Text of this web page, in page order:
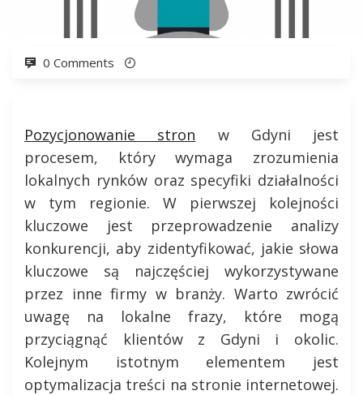
0 Comments
Pozycjonowanie stron w Gdyni jest
procesem, który wymaga zrozumienia
lokalnych rynków oraz specyfiki działalności
w tym regionie. W pierwszej kolejności
kluczowe jest przeprowadzenie analizy
konkurencji, aby zidentyfikować, jakie słowa
kluczowe są najczęściej wykorzystywane
przez inne firmy w branży. Warto zwrócić
uwagę na lokalne frazy, które mogą
przyciągnąć klientów z Gdyni i okolic.
Kolejnym istotnym elementem jest
optymalizacja treści na stronie internetowej.